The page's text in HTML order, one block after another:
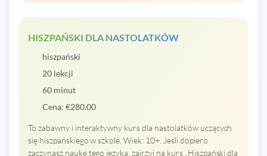
HISZPAŃSKI DLA NASTOLATKÓW
hiszpański
20 lekcji
60 minut
Cena: €280.00
To zabawny i interaktywny kurs dla nastolatków uczących
się hiszpańskiego w szkole. Wiek: 10+. Jeśli dopiero
zaczynasz naukę tego języka, zajrzyj na kurs „Hiszpański dla